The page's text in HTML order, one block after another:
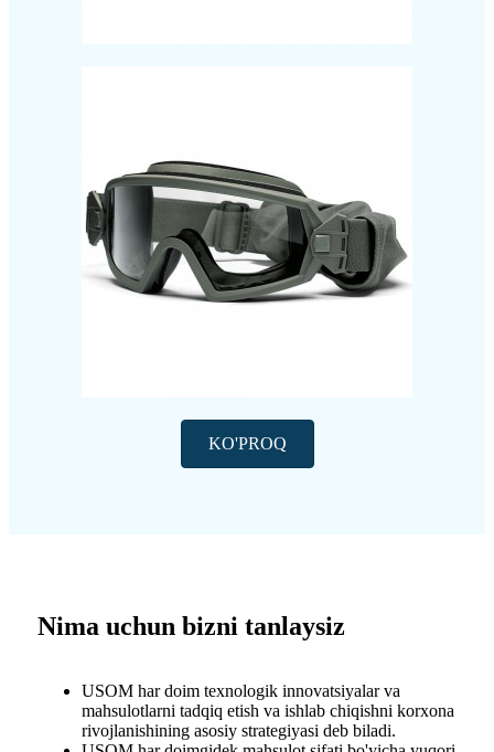
KO'PROQ
Nima uchun bizni tanlaysiz
USOM har doim texnologik innovatsiyalar va
mahsulotlarni tadqiq etish va ishlab chiqishni korxona
rivojlanishining asosiy strategiyasi deb biladi.